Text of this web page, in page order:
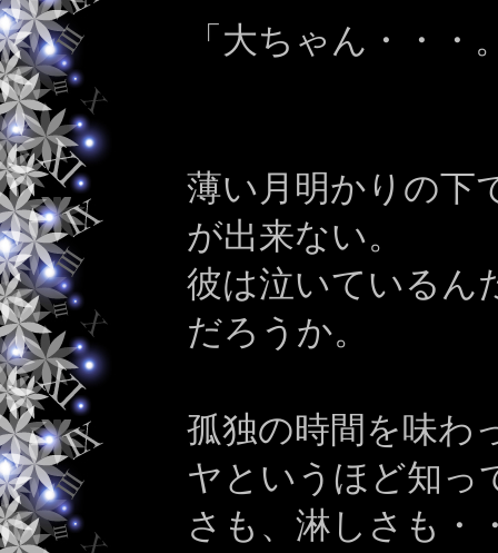
「大ちゃん・・・
薄い月明かりの下
が出来ない。
彼は泣いているん
だろうか。
孤独の時間を味わ
ヤというほど知っ
さも、淋しさも・